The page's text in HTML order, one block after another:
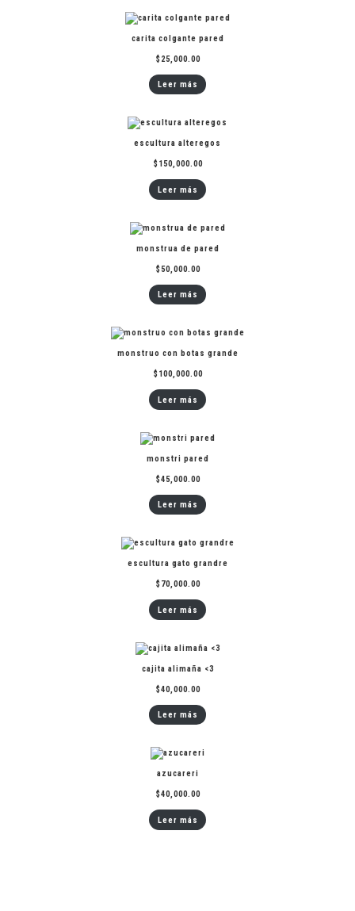
carita colgante pared
$25,000.00
Leer más
escultura alteregos
$150,000.00
Leer más
monstrua de pared
$50,000.00
Leer más
monstruo con botas grande
$100,000.00
Leer más
monstri pared
$45,000.00
Leer más
escultura gato grandre
$70,000.00
Leer más
cajita alimaña <3
$40,000.00
Leer más
azucareri
$40,000.00
Leer más